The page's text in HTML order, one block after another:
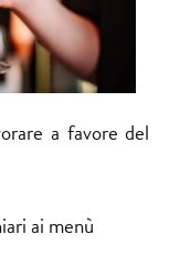
a favore del
ai menù